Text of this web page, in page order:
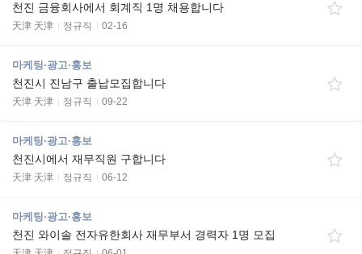
천진 금융회사에서 회계직 1명 채용합니다
天津 天津 정규직 02-16
마케팅·광고·홍보
천진시 진남구 출납모집합니다
天津 天津 정규직 09-22
마케팅·광고·홍보
천진시에서 재무직원 구합니다
天津 天津 정규직 06-12
마케팅·광고·홍보
천진 와이솔 전자유한회사 재무부서 경력자 1명 모집